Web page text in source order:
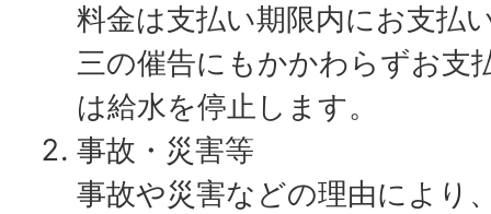
料金は支払い期限内にお支払
三の催告にもかかわらずお支
は給水を停止します。
事故・災害等
事故や災害などの理由により